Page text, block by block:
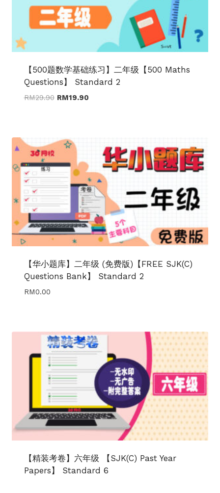
【500题数学基础练习】二年级【500 Maths
Questions】 Standard 2
RM29.90 Original
RM19.90Current
【华小题库】二年级 (免费版)【FREE SJK(C)
Questions Bank】 Standard 2
RM0.00
【精装考卷】六年级 【SJK(C) Past Year
Papers】 Standard 6